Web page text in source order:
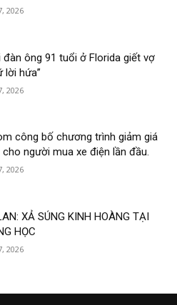
2026
đàn ông 91 tuổi ở Florida giết vợ
lời hứa”
2026
công bố chương trình giảm giá
người mua xe điện lần đầu.
2026
XẢ SÚNG KINH HOÀNG TẠI
HỌC
2026